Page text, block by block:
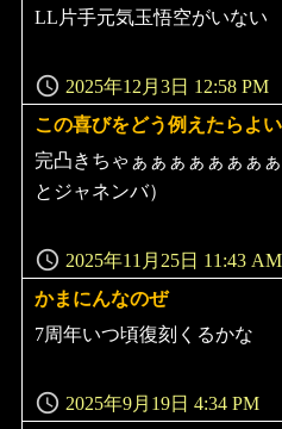
り:
2025年12月3日 12:58 PM
LL片手元気玉悟空がいない
この喜びをどう例えたらよい
よ
り:
2025年11月25日 11:43 AM
完凸きちゃぁぁぁぁぁぁぁ
とジャネンバ）
かまにんなのぜ
よ
り:
2025年9月19日 4:34 PM
7周年いつ頃復刻くるかな